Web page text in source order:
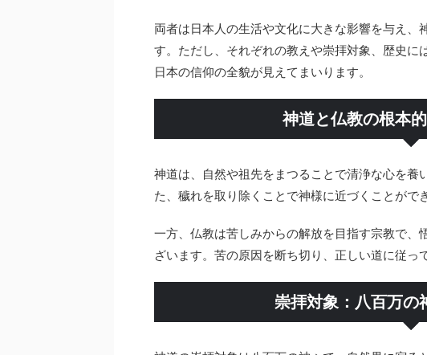
両者は日本人の生活や文化に大きな影響を与え、
す。ただし、それぞれの教えや崇拝対象、歴史に
日本の信仰の全貌が見えてまいります。
神道と仏教の根本
神道は、自然や祖先をまつることで清浄な心を養
た、穢れを取り除くことで神様に近づくことがで
一方、仏教は苦しみからの解放を目指す宗教で
ざいます。苦の原因を断ち切り、正しい道に従っ
崇拝対象：八百万の